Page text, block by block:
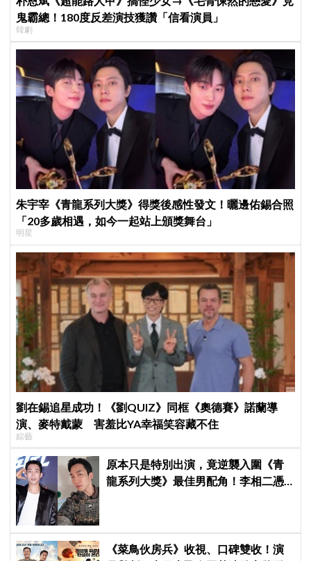
鬼霸總！180度反差演技獲讚「信看演員」
韓劇
朱宇宰《青龍系列大獎》得獎後感性發文！曬邊佑錫合照
「20多歲相遇，如今一起站上頒獎舞台」
明星
劉在錫追星成功！《劉QUIZ》同框《奧德賽》諾蘭導
演、麥特戴蒙 害羞比YA幸福笑容藏不住
綜藝
原本只是特別出演，竟逆襲入圍《青
龍系列大獎》最佳男配角！李相二憑
《菜鳥伙房兵》收視、口碑雙收！演